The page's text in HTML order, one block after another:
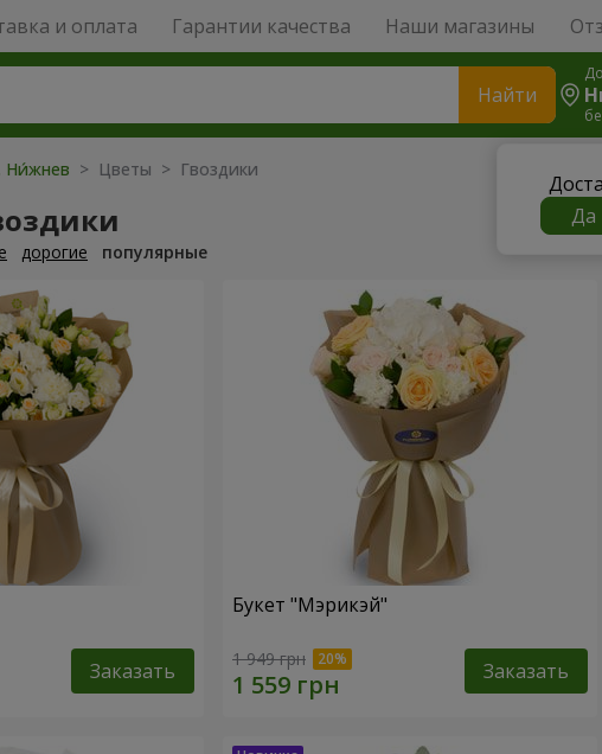
и оплата Гарантии качества Наши магазины
Найти
Да
Ни́жнев > Цветы > Гвоздики
дорогие популярные
Заказать
Букет "Мэрикэй"
1 949 грн Заказать